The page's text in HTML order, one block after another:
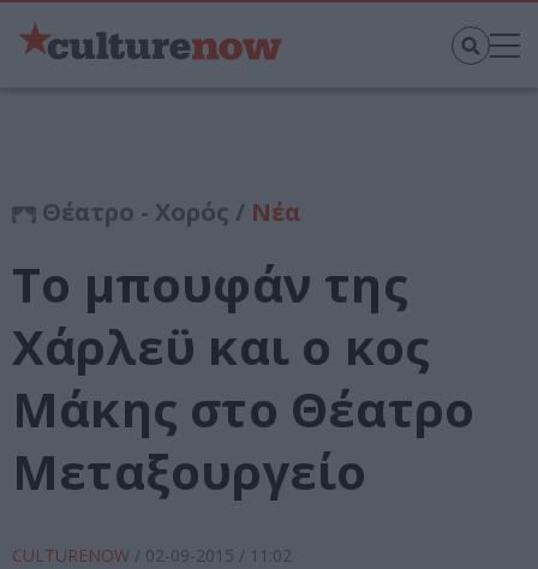
Θέατρο - Χορός / Νέα
Το μπουφάν της
Χάρλεϋ και ο κος
Μάκης στο Θέατρο
Μεταξουργείο
CULTURENOW / 02-09-2015 / 11:02